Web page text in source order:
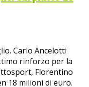
Carlo Ancelotti
rinforzo per la
Florentino
18 milioni di euro.